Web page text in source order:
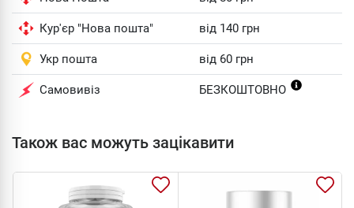
Кур'єр "Нова пошта" від 140 грн
Укр пошта від 60 грн
Самовивіз БЕЗКОШТОВНО
Також вас можуть зацікавити